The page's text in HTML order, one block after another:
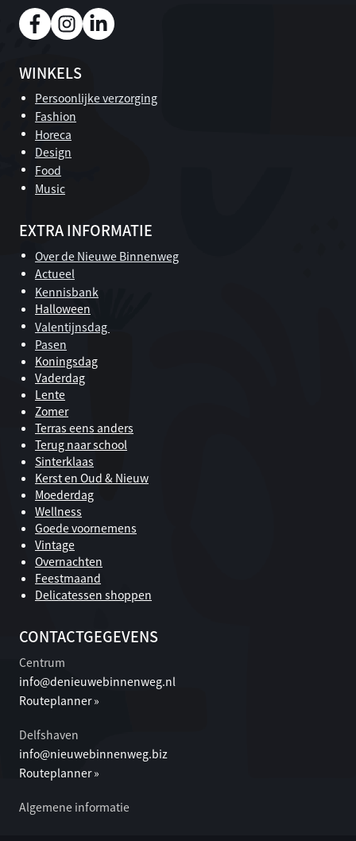
WINKELS
Persoonlijke verzorging
Fashion
Horeca
Design
Food
Music
EXTRA INFORMATIE
Over de Nieuwe Binnenweg
Actueel
Kennisbank
Halloween
Valentijnsdag
Pasen
Koningsdag
Vaderdag
Lente
Zomer
Terras eens anders
Terug naar school
Sinterklaas
Kerst en Oud & Nieuw
Moederdag
Wellness
Goede voornemens
Vintage
Overnachten
Feestmaand
Delicatessen shoppen
CONTACTGEGEVENS
Centrum
info@denieuwebinnenweg.nl
Routeplanner »
Delfshaven
info@nieuwebinnenweg.biz
Routeplanner »
Algemene informatie